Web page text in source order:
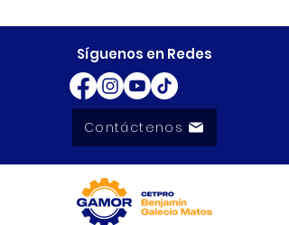
Síguenos en Redes
Contáctenos